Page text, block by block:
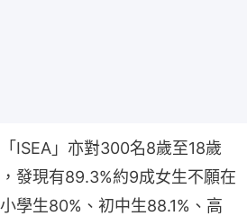
ISEA」亦對300名8歲至18歲
發現有89.3%約9成女生不願在
學生80%、初中生88.1%、高